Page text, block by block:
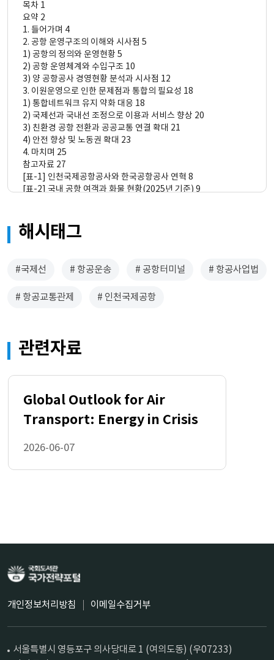
목차 1
요약 2
1. 들어가며 4
2. 공항 운영구조의 이해와 시사점 5
1) 공항의 정의와 운영현황 5
2) 공항 운영체계와 수입구조 10
3) 양 공항공사 경영현황 분석과 시사점 12
3. 이원운영으로 인한 문제점과 통합의 필요성 18
1) 통합네트워크 유지 약화 대응 18
2) 국제선과 국내선 조정으로 이용과 서비스 향상 20
3) 친환경 공항 전환과 공공교통 연결 확대 21
4) 안전 향상 및 노동권 확대 23
4. 마치며 25
참고자료 27
[표-1] 인천국제공항공사와 한국공항공사 연혁 8
[표-2] 국내 공항 여객과 화물 현황(2025년 기준) 9
[표-5] 인천국제공항공사의 항공수익과 비항공 수익 비교 14
[표-6] 한국공항공사 손익부채 현황 16
[표-8] 한국공항공사의 항공수익과 비항공수익 비교 17
[표-9] 향후 10년간 신공항 건설에 대한 한국공항공사 부담액 19
[표-11] 한국공항공사 자회사 계약현황 24
해시태그
#국제선 # 항공운송 # 공항터미널 # 항공사업법
# 항공교통관제 # 인천국제공항
관련자료
Global Outlook for Air
Transport: Energy in Crisis
2026-06-07
개인정보처리방침 이메일수집거부
서울특별시 영등포구 의사당대로 1 (여의도동) (우07233)